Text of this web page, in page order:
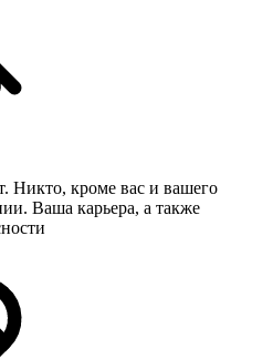
Никто, кроме вас и вашего
Ваша карьера, а также